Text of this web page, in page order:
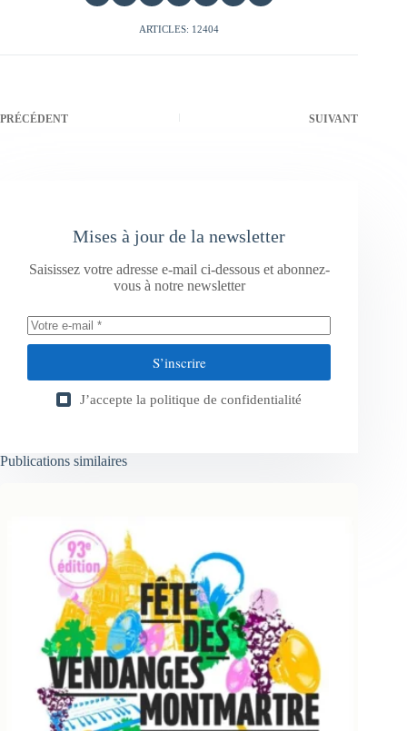
ARTICLES: 12404
PRÉCÉDENT SUIVANT
Mises à jour de la newsletter
Saisissez votre adresse e-mail ci-dessous et abonnez-
vous à notre newsletter
S’inscrire
J’accepte la politique de confidentialité
Publications similaires